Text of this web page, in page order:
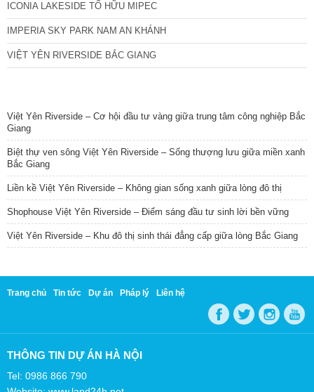
ICONIA LAKESIDE TỐ HỮU MIPEC
IMPERIA SKY PARK NAM AN KHÁNH
VIỆT YÊN RIVERSIDE BẮC GIANG
Việt Yên Riverside – Cơ hội đầu tư vàng giữa trung tâm công nghiệp Bắc
Giang
Biệt thự ven sông Việt Yên Riverside – Sống thượng lưu giữa miền xanh
Bắc Giang
Liền kề Việt Yên Riverside – Không gian sống xanh giữa lòng đô thị
Shophouse Việt Yên Riverside – Điểm sáng đầu tư sinh lời bền vững
Việt Yên Riverside – Khu đô thị sinh thái đẳng cấp giữa lòng Bắc Giang
Trang chủ Tin tức Dự án Pháp lý Liên hệ
THÔNG TIN DỰ ÁN HÀ NỘI
Tel: 0986 866 790